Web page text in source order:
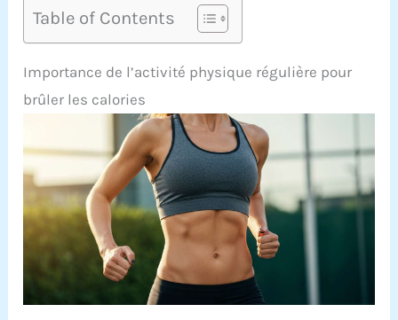
Table of Contents
Importance de l’activité physique régulière pour
brûler les calories